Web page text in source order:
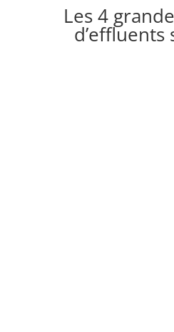
Les 4
d’effluents